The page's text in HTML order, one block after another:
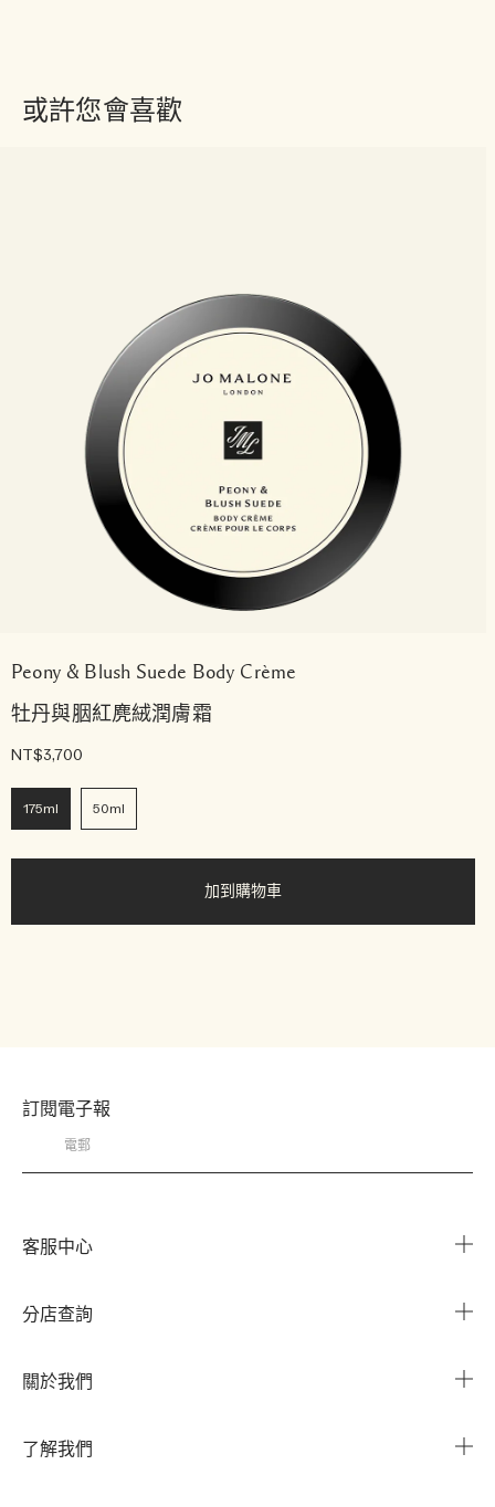
或許您會喜歡
Peony & Blush Suede Body Crème
牡丹與胭紅麂絨潤膚霜
NT$3,700
175ml 50ml
加到購物車
訂閱電子報
客服中心
我的帳戶
我的訂單
分店查詢
關於我們
了解我們